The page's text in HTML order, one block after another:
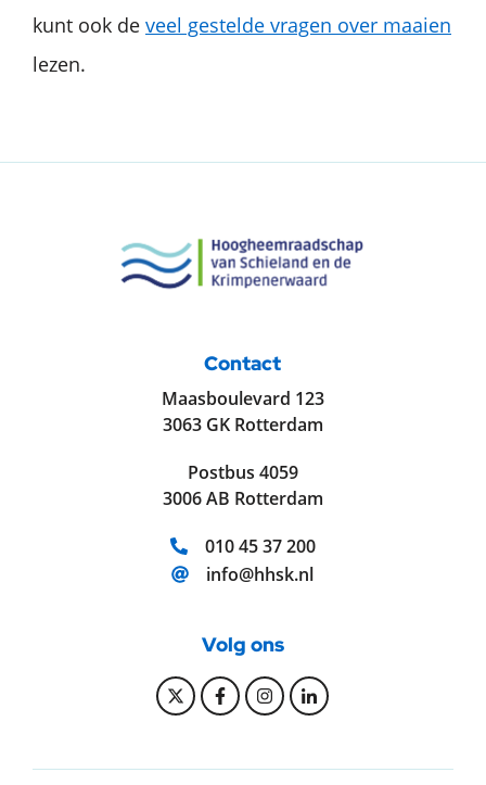
kunt ook de veel gestelde vragen over maaien
lezen.
Contact
Maasboulevard 123
3063 GK Rotterdam
Postbus 4059
3006 AB Rotterdam
Telefoonnummer:
010 45 37 200
E-mailadres:
info@hhsk.nl
Volg ons
Bekijk onze Twitter pagina
Bekijk onze Facebook
Bekijk onze Instagram
Bekijk onze